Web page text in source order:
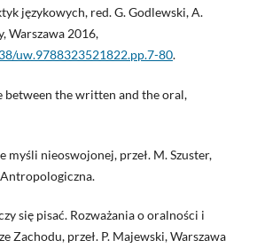
językowych, red. G. Godlewski, A.
Warszawa 2016,
uw.9788323521822.pp.7-80.
between the written and the oral,
myśli nieoswojonej, przeł. M. Szuster,
się pisać. Rozważania o oralności i
Zachodu, przeł. P. Majewski, Warszawa